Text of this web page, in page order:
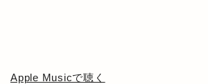
Apple Musicで聴く